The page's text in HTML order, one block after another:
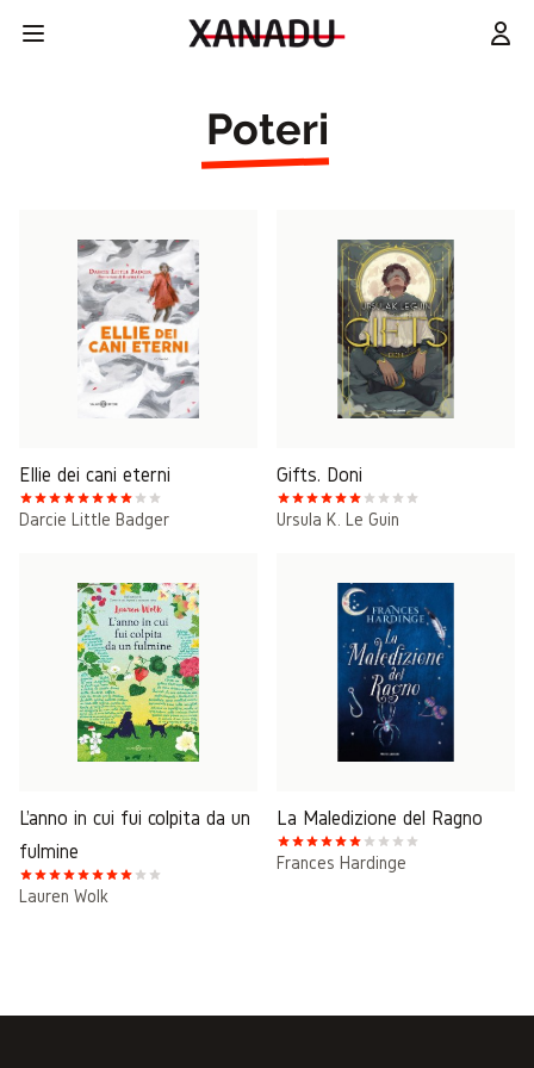
Poteri
Ellie dei cani eterni
Darcie Little Badger
Gifts. Doni
Ursula K. Le Guin
L'anno in cui fui colpita da un
fulmine
Lauren Wolk
La Maledizione del Ragno
Frances Hardinge